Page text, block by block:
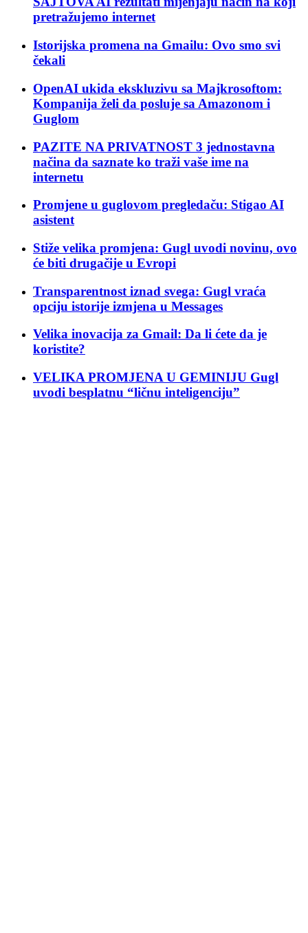
pretražujemo internet
Istorijska promena na Gmailu: Ovo smo svi
čekali
OpenAI ukida ekskluzivu sa Majkrosoftom:
Kompanija želi da posluje sa Amazonom i
Guglom
PAZITE NA PRIVATNOST 3 jednostavna
načina da saznate ko traži vaše ime na
internetu
Promjene u guglovom pregledaču: Stigao AI
asistent
Stiže velika promjena: Gugl uvodi novinu, ovo
će biti drugačije u Evropi
Transparentnost iznad svega: Gugl vraća
opciju istorije izmjena u Messages
Velika inovacija za Gmail: Da li ćete da je
koristite?
VELIKA PROMJENA U GEMINIJU Gugl
uvodi besplatnu “ličnu inteligenciju”